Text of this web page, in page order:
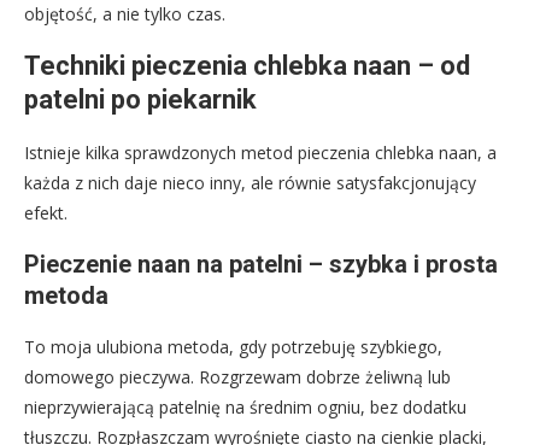
objętość, a nie tylko czas.
Techniki pieczenia chlebka naan – od
patelni po piekarnik
Istnieje kilka sprawdzonych metod pieczenia chlebka naan, a
każda z nich daje nieco inny, ale równie satysfakcjonujący
efekt.
Pieczenie naan na patelni – szybka i prosta
metoda
To moja ulubiona metoda, gdy potrzebuję szybkiego,
domowego pieczywa. Rozgrzewam dobrze żeliwną lub
nieprzywierającą patelnię na średnim ogniu, bez dodatku
tłuszczu. Rozpłaszczam wyrośnięte ciasto na cienkie placki,